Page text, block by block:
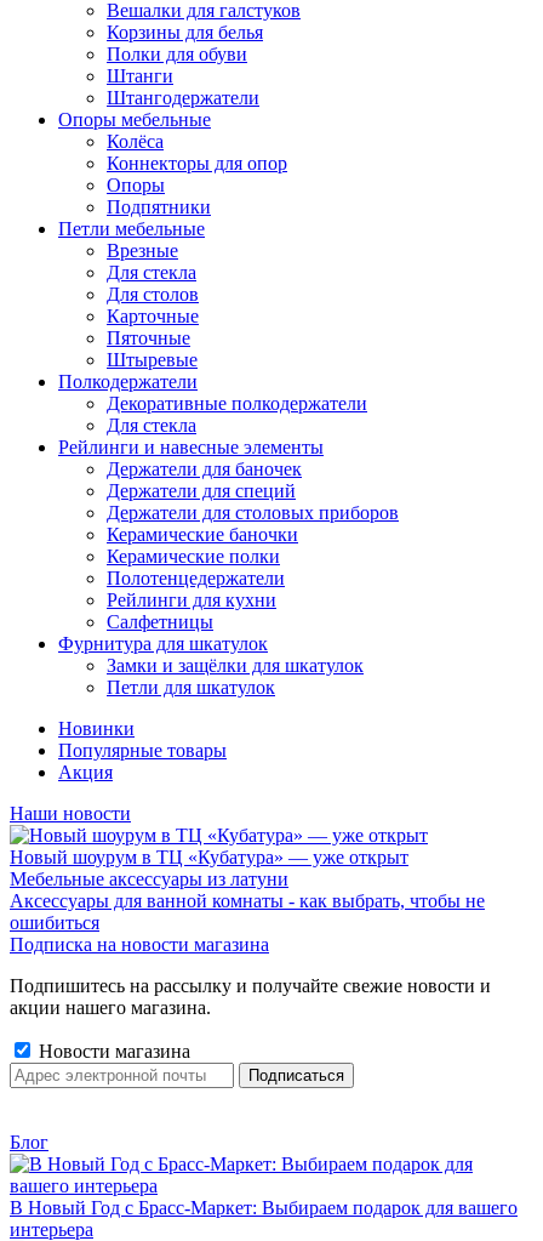
Вешалки для галстуков
Корзины для белья
Полки для обуви
Штанги
Штангодержатели
Опоры мебельные
Колёса
Коннекторы для опор
Опоры
Подпятники
Петли мебельные
Врезные
Для стекла
Для столов
Карточные
Пяточные
Штыревые
Полкодержатели
Декоративные полкодержатели
Для стекла
Рейлинги и навесные элементы
Держатели для баночек
Держатели для специй
Держатели для столовых приборов
Керамические баночки
Керамические полки
Полотенцедержатели
Рейлинги для кухни
Салфетницы
Фурнитура для шкатулок
Замки и защёлки для шкатулок
Петли для шкатулок
Новинки
Популярные товары
Акция
Наши новости
Новый шоурум в ТЦ «Кубатура» — уже открыт
Мебельные аксессуары из латуни
Аксессуары для ванной комнаты - как выбрать, чтобы не
ошибиться
Подписка на новости магазина
Подпишитесь на рассылку и получайте свежие новости и
акции нашего магазина.
Новости магазина
Блог
В Новый Год с Брасс-Маркет: Выбираем подарок для вашего
интерьера